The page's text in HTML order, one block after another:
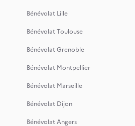
Bénévolat Lille
Bénévolat Toulouse
Bénévolat Grenoble
Bénévolat Montpellier
Bénévolat Marseille
Bénévolat Dijon
Bénévolat Angers